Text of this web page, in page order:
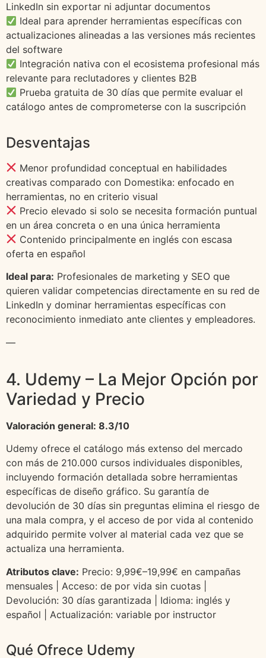
LinkedIn sin exportar ni adjuntar documentos
Ideal para aprender herramientas específicas con
actualizaciones alineadas a las versiones más recientes
del software
Integración nativa con el ecosistema profesional más
relevante para reclutadores y clientes B2B
Prueba gratuita de 30 días que permite evaluar el
catálogo antes de comprometerse con la suscripción
Desventajas
Menor profundidad conceptual en habilidades
creativas comparado con Domestika: enfocado en
herramientas, no en criterio visual
Precio elevado si solo se necesita formación puntual
en un área concreta o en una única herramienta
Contenido principalmente en inglés con escasa
oferta en español
Ideal para: Profesionales de marketing y SEO que
quieren validar competencias directamente en su red de
LinkedIn y dominar herramientas específicas con
reconocimiento inmediato ante clientes y empleadores.
—
4. Udemy – La Mejor Opción por
Variedad y Precio
Valoración general: 8.3/10
Udemy ofrece el catálogo más extenso del mercado
con más de 210.000 cursos individuales disponibles,
incluyendo formación detallada sobre herramientas
específicas de diseño gráfico. Su garantía de
devolución de 30 días sin preguntas elimina el riesgo de
una mala compra, y el acceso de por vida al contenido
adquirido permite volver al material cada vez que se
actualiza una herramienta.
Atributos clave: Precio: 9,99€–19,99€ en campañas
mensuales | Acceso: de por vida sin cuotas |
Devolución: 30 días garantizada | Idioma: inglés y
español | Actualización: variable por instructor
Qué Ofrece Udemy